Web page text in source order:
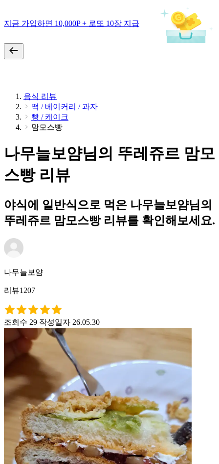
지금 가입하면 10,000P + 로또 10장 지급
음식 리뷰
떡 / 베이커리 / 과자
빵 / 케이크
맘모스빵
나무늘보얌님의 뚜레쥬르 맘모
스빵 리뷰
야식에 일반식으로 먹은 나무늘보얌님의
뚜레쥬르 맘모스빵 리뷰를 확인해보세요.
나무늘보얌
리뷰1207
조회수 29 작성일자 26.05.30